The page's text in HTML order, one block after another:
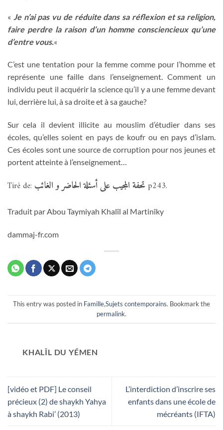
« Je n’ai pas vu de réduite dans sa réflexion et sa religion,
faire perdre la raison d’un homme consciencieux qu’une
d’entre vous.«
C’est une tentation pour la femme comme pour l’homme et
représente une faille dans l’enseignement. Comment un
individu peut il acquérir la science qu’il y a une femme devant
lui, derrière lui, à sa droite et à sa gauche?
Sur cela il devient illicite au mouslim d’étudier dans ses
écoles, qu’elles soient en pays de koufr ou en pays d’islam.
Ces écoles sont une source de corruption pour nos jeunes et
portent atteinte à l’enseignement…
Tiré de: تحفة المجيب على أسئلة الحاضر و الغائبp243.
Traduit par Abou Taymiyah Khalîl al Martinîky
dammaj-fr.com
This entry was posted in Famille,Sujets contemporains. Bookmark the
permalink.
KHALÎL DU YÉMEN
[vidéo et PDF] Le conseil
précieux (2) de shaykh Yahya
à shaykh Rabi’ (2013)
L’interdiction d’inscrire ses
enfants dans une école de
mécréants (IFTA)